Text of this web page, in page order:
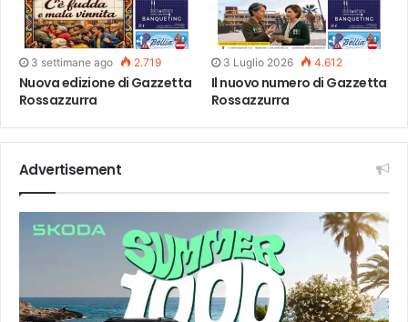
3 settimane ago 2.719
Nuova edizione di Gazzetta
Rossazzurra
3 Luglio 2026 4.612
Il nuovo numero di Gazzetta
Rossazzurra
Advertisement